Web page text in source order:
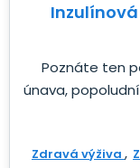
Poznáte ten
únava,
Zdravá výživa